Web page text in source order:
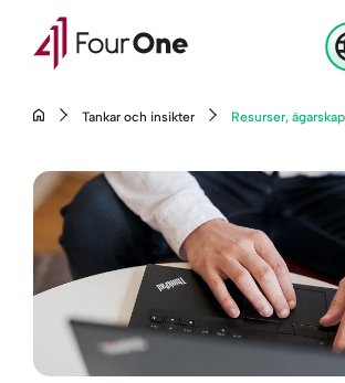
Gå till innehåll
Tankar och insikter Resurser,